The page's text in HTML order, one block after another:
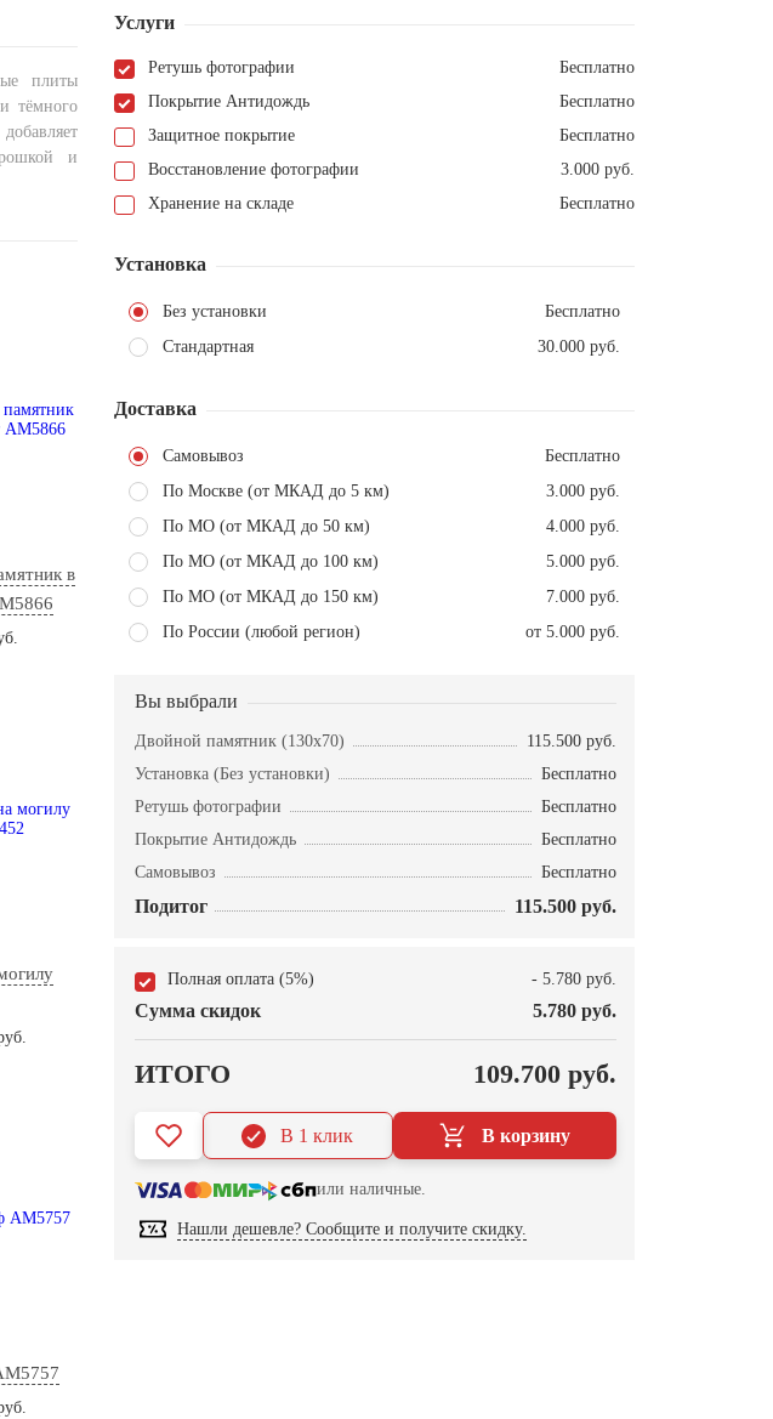
плиты
тёмного
и
в
Услуги
Ретушь фотографии
Бесплатно
Покрытие Антидождь
Бесплатно
Защитное покрытие
Бесплатно
Восстановление фотографии
3.000 руб.
Хранение на складе
Бесплатно
Установка
Без установки
Бесплатно
Стандартная
30.000 руб.
Доставка
Самовывоз
Бесплатно
По Москве (от МКАД до 5 км)
3.000 руб.
По МО (от МКАД до 50 км)
4.000 руб.
По МО (от МКАД до 100 км)
5.000 руб.
По МО (от МКАД до 150 км)
7.000 руб.
По России (любой регион)
от 5.000 руб.
Вы выбрали
Двойной памятник (130х70)
115.500 руб.
Установка (Без установки)
Бесплатно
Ретушь фотографии
Бесплатно
Покрытие Антидождь
Бесплатно
Самовывоз
Бесплатно
Подитог 115.500 руб.
Полная оплата (5%) - 5.780 руб.
Сумма скидок 5.780 руб.
ИТОГО 109.700 руб.
В корзину
В 1 клик
или наличные.
Нашли дешевле? Сообщите и получите скидку.